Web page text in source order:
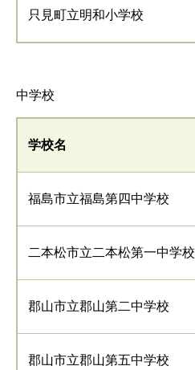
只見町立明和小学校
中学校
学校名
福島市立福島第四中学校
二本松市立二本松第一中学校
郡山市立郡山第二中学校
郡山市立郡山第五中学校